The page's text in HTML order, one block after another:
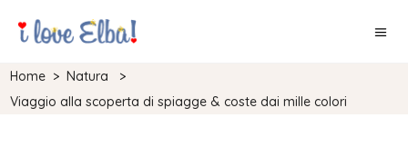
Home >Natura
>
Viaggio alla scoperta di spiagge & coste dai mille colori